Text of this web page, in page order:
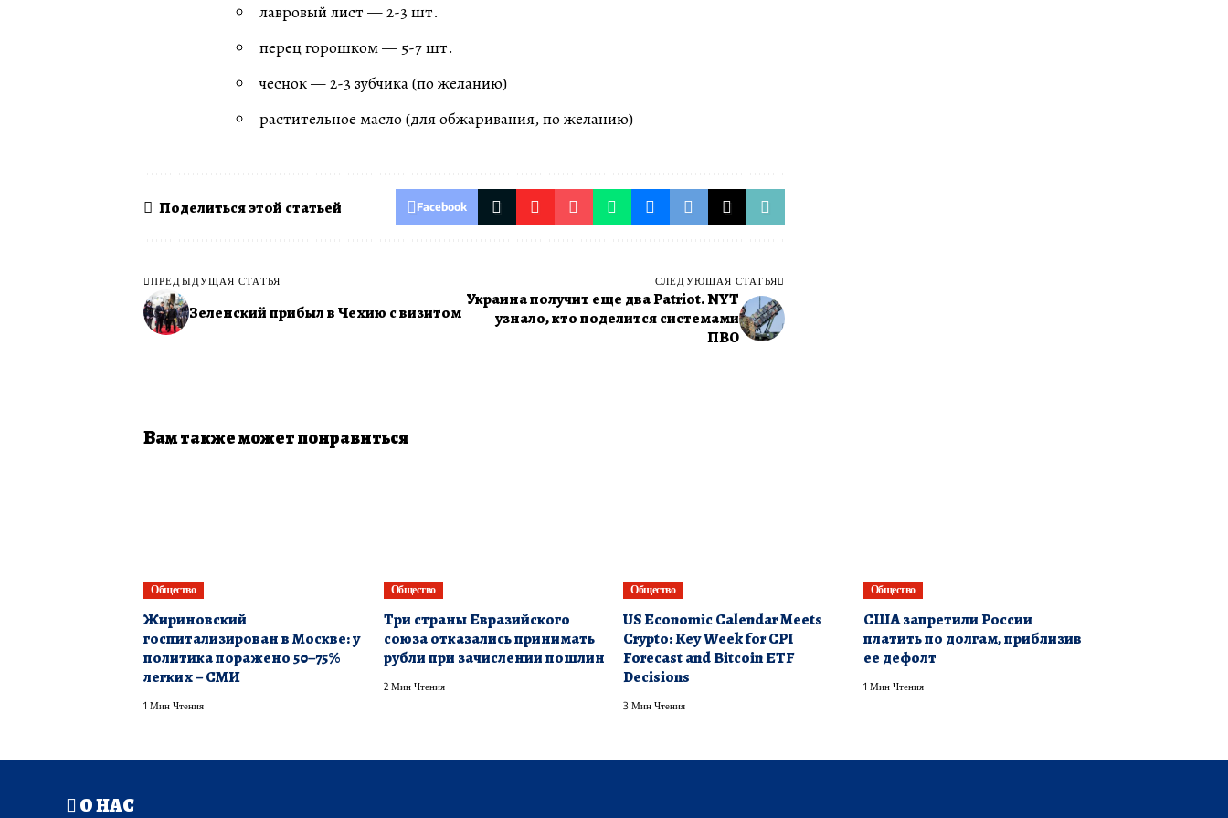
лавровый лист — 2-3 шт.
перец горошком — 5-7 шт.
чеснок — 2-3 зубчика (по желанию)
растительное масло (для обжаривания, по желанию)
Поделиться этой статьей Facebook
ПРЕДЫДУЩАЯ СТАТЬЯ
Зеленский прибыл в Чехию с визитом
СЛЕДУЮЩАЯ СТАТЬЯ
Украина получит еще два Patriot. NYT
узнало, кто поделится системами
ПВО
Вам также может понравиться
Общество
Жириновский
госпитализирован в Москве: у
политика поражено 50–75%
легких – СМИ
1 Мин Чтения
Общество
Три страны Евразийского
союза отказались принимать
рубли при зачислении пошлин
2 Мин Чтения
Общество
US Economic Calendar Meets
Crypto: Key Week for CPI
Forecast and Bitcoin ETF
Decisions
3 Мин Чтения
Общество
США запретили России
платить по долгам, приблизив
ее дефолт
1 Мин Чтения
О НАС